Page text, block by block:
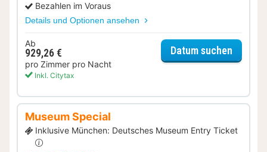
Bezahlen im Voraus
Details und Optionen ansehen
Ab
929,26 €
pro Zimmer pro Nacht
Inkl. Citytax
Datum suchen
Museum Special
Inklusive München: Deutsches Museum Entry Ticket